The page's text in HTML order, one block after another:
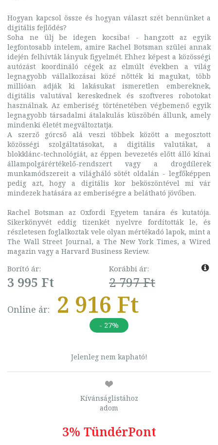
Hogyan kapcsol össze és hogyan választ szét bennünket a
digitális fejlődés?
Soha ne ülj be idegen kocsiba! - hangzott az egyik
legfontosabb intelem, amire Rachel Botsman szülei annak
idején felhívták lányuk figyelmét. Ehhez képest a közösségi
autózást koordináló cégek az elmúlt években a világ
legnagyobb vállalkozásai közé nőtték ki magukat, több
millióan adják ki lakásukat ismeretlen embereknek,
digitális valutával kereskednek és szoftveres robotokat
használnak. Az emberiség történetében végbemenő egyik
legnagyobb társadalmi átalakulás küszöbén állunk, amely
mindenki életét megváltoztatja.
A szerző górcső alá veszi többek között a megosztott
közösségi szolgáltatásokat, a digitális valutákat, a
blokklánc-technológiát, az éppen bevezetés előtt álló kínai
állampolgárértékelő-rendszert vagy a drogdílerek
munkamódszereit a világháló sötét oldalán - legfőképpen
pedig azt, hogy a digitális kor beköszöntével mi vár
mindezek hatására az emberiségre a belátható jövőben.
Rachel Botsman az Oxfordi Egyetem tanára és kutatója.
Sikerkönyvét eddig tizenkét nyelvre fordították le, és
részletesen foglalkoztak vele olyan mértékadó lapok, mint a
The Wall Street Journal, a The New York Times, a Wired
magazin vagy a Harvard Business Review.
Borító ár:
3 995 Ft
Korábbi ár:
2 797 Ft
Online ár: 2 916 Ft
- 27%
Jelenleg nem kapható!
Kívánságlistához
adom
3% TündérPont